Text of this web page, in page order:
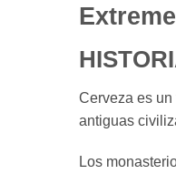
Cerveza es
antiguas
Los